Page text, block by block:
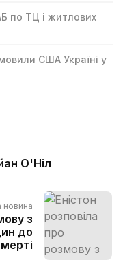
по ТЦ і житлових
США Україні у
О'Ніл
новина
з
до